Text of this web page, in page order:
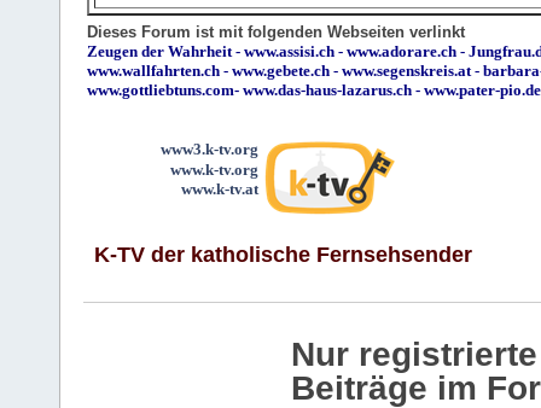
Dieses Forum ist mit folgenden Webseiten verlinkt
Zeugen der Wahrheit - www.assisi.ch - www.adorare.ch -
www.wallfahrten.ch - www.gebete.ch - www.segenskreis.at -
www.gottliebtuns.com- www.das-haus-lazarus.ch - www.pater-pio.de
www3.k-tv.org
www.k-tv.org
www.k-tv.at
K-TV der katholische Fernsehsender
Nur
Beiträge im